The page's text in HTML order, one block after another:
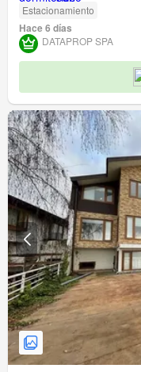
Estacionamiento
Hace 6 días
DATAPROP SPA